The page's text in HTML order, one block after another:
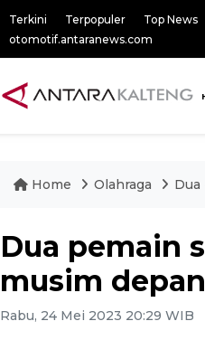
Terkini Terpopuler Top News
otomotif.antaranews.com
Home Olahraga
Dua pemain
musim depan
Rabu, 24 Mei 2023 20:29 WIB